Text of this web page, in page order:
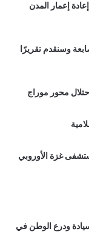
إعمار المدن
وسنقدم تقريرًا
محور موراج
18 شهيدا إلى مستشفى غزة الأوروبي
ودرع الوطن في